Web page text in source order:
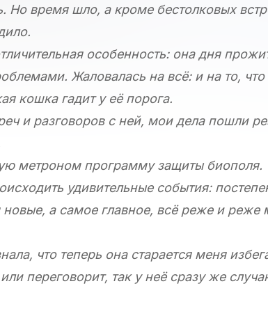
время шло, а кроме бестолковых
особенность: она дня
Жаловалась на всё: и на то,
кошка гадит у её порога.
и разговоров с ней, мои дела пошли
метроном программу защиты биополя.
удивительные события:
а самое главное, всё реже и реже
что теперь она старается меня
переговорит, так у неё сразу же